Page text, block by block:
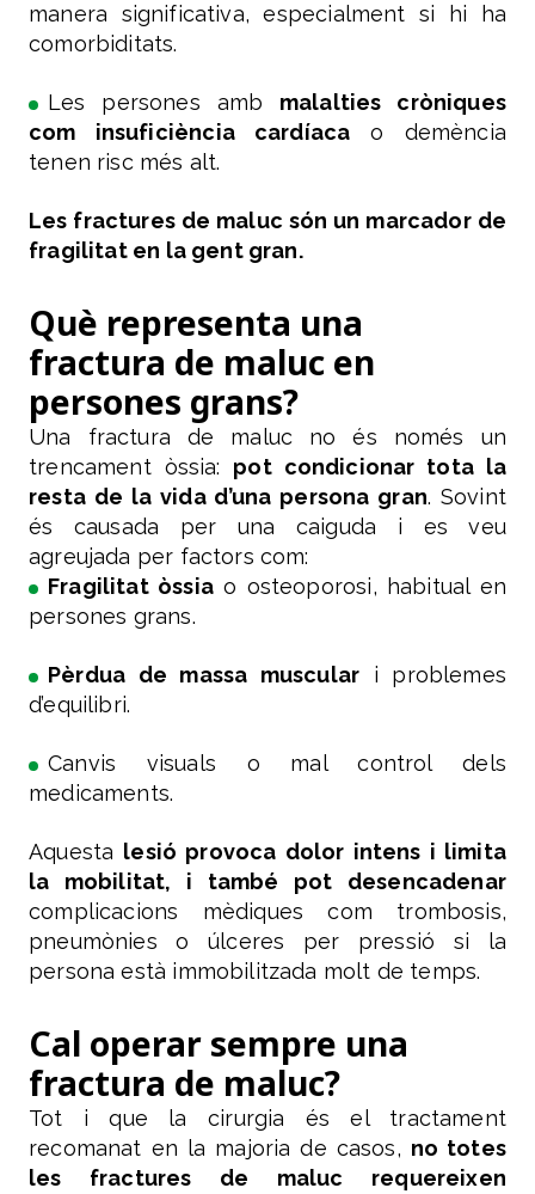
manera significativa, especialment si hi ha
comorbiditats.
Les persones amb malalties cròniques
com insuficiència cardíaca o demència
tenen risc més alt.
Les fractures de maluc són un marcador de
fragilitat en la gent gran.
Què representa una
fractura de maluc en
persones grans?
Una fractura de maluc no és només un
trencament òssia: pot condicionar tota la
resta de la vida d’una persona gran. Sovint
és causada per una caiguda i es veu
agreujada per factors com:
Fragilitat òssiao osteoporosi, habitual en
persones grans.
Pèrdua de massa muscular i problemes
d’equilibri.
Canvis visuals o mal control dels
medicaments.
Aquesta lesió provoca dolor intens i limita
la mobilitat, i també pot desencadenar
complicacions mèdiques com trombosis,
pneumònies o úlceres per pressió si la
persona està immobilitzada molt de temps.
Cal operar sempre una
fractura de maluc?
Tot i que la cirurgia és el tractament
recomanat en la majoria de casos, no totes
les fractures de maluc requereixen